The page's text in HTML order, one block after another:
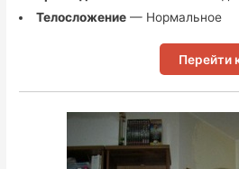
Телосложение— Нормальное
Перейти